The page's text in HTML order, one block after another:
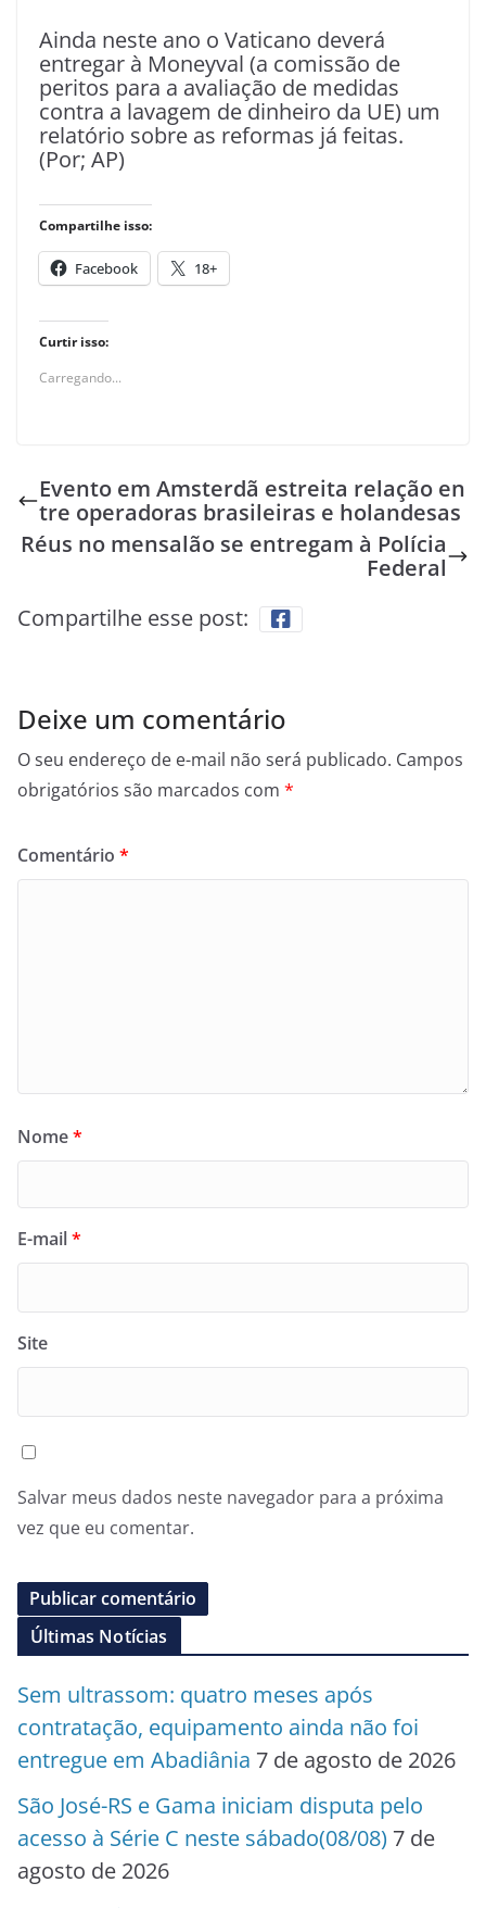
Ainda neste ano o Vaticano deverá
entregar à Moneyval (a comissão de
peritos para a avaliação de medidas
contra a lavagem de dinheiro da UE) um
relatório sobre as reformas já feitas.
(Por; AP)
Compartilhe isso:
Facebook 18+
Curtir isso:
Carregando...
Evento em Amsterdã estreita relação en
tre operadoras brasileiras e holandesas
Réus no mensalão se entregam à Polícia
Federal
Compartilhe esse post:
Deixe um comentário
O seu endereço de e-mail não será publicado. Campos
obrigatórios são marcados com *
Comentário *
Nome*
E-mail*
Site
Salvar meus dados neste navegador para a próxima
vez que eu comentar.
Últimas Notícias
Sem ultrassom: quatro meses após
contratação, equipamento ainda não foi
entregue em Abadiânia 7 de agosto de 2026
São José-RS e Gama iniciam disputa pelo
acesso à Série C neste sábado(08/08) 7 de
agosto de 2026